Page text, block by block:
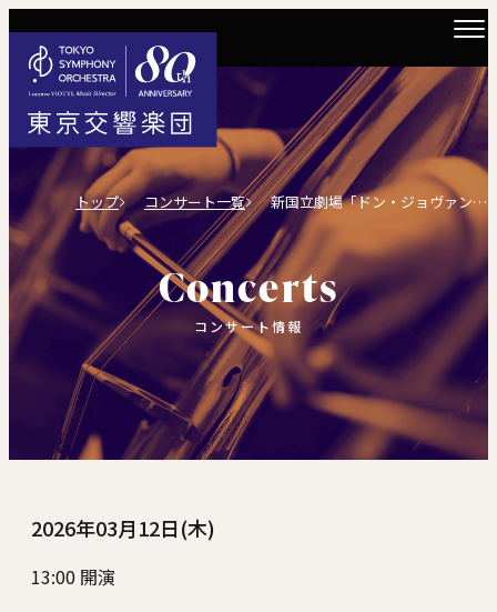
トップ コンサート一覧 新国立劇場「ドン・ジョヴァンニ」
Concerts
コンサート情報
2026年03月12日(木)
13:00 開演